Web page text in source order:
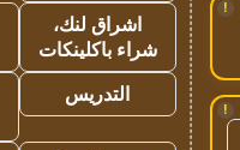
!
!
اشراق لنك،
شراء باكلينكات
التدريس